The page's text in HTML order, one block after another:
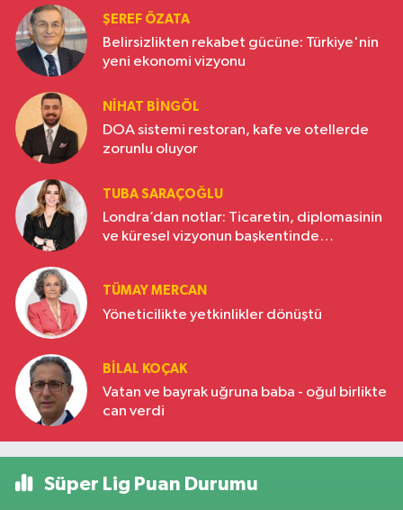
ŞEREF ÖZATA
Belirsizlikten rekabet gücüne: Türkiye'nin
yeni ekonomi vizyonu
NIHAT BINGÖL
DOA sistemi restoran, kafe ve otellerde
zorunlu oluyor
TUBA SARAÇOĞLU
Londra’dan notlar: Ticaretin, diplomasinin
ve küresel vizyonun başkentinde
TÜMAY MERCAN
Yöneticilikte yetkinlikler dönüştü
BILAL KOÇAK
Vatan ve bayrak uğruna baba - oğul birlikte
can verdi
Süper Lig Puan Durumu